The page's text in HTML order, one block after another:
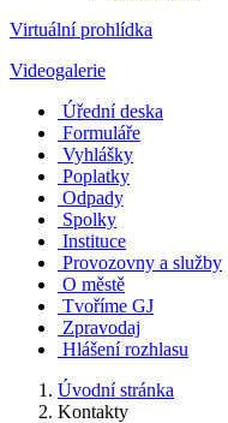
Virtuální prohlídka
Videogalerie
Úřední deska
Formuláře
Vyhlášky
Poplatky
Odpady
Spolky
Instituce
Provozovny a služby
O městě
Tvoříme GJ
Zpravodaj
Hlášení rozhlasu
Úvodní stránka
Kontakty